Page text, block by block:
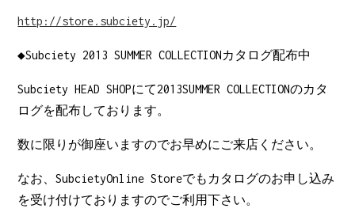
http://store.subciety.jp/
◆Subciety 2013 SUMMER COLLECTIONカタログ配布中
Subciety HEAD SHOPにて2013SUMMER COLLECTIONのカタ
ログを配布しております。
数に限りが御座いますのでお早めにご来店ください。
なお、SubcietyOnline Storeでもカタログのお申し込み
を受け付けておりますのでご利用下さい。